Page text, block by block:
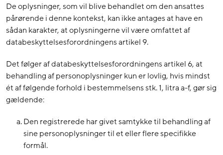
De oplysninger, som vil blive behandlet om den ansattes
pårørende i denne kontekst, kan ikke antages at have en
sådan karakter, at oplysningerne vil være omfattet af
databeskyttelsesforordningens artikel 9.
Det følger af databeskyttelsesforordningens artikel 6, at
behandling af personoplysninger kun er lovlig, hvis mindst
ét af følgende forhold i bestemmelsens stk. 1, litra a-f, gør sig
gældende:
Den registrerede har givet samtykke til behandling af
sine personoplysninger til et eller flere specifikke
formål.